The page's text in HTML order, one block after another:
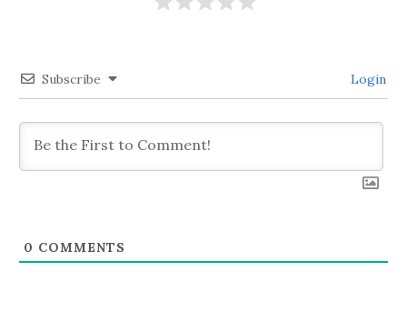
シ
ョ
ン
Subscribe Login
0 COMMENTS